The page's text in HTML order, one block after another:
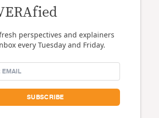
perspectives and explainers
every Tuesday and Friday.